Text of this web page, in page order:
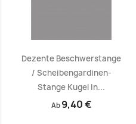
Vorschau
Dezente Beschwerstange
/ Scheibengardinen-
Stange Kugel in...
Ab 9,40 €